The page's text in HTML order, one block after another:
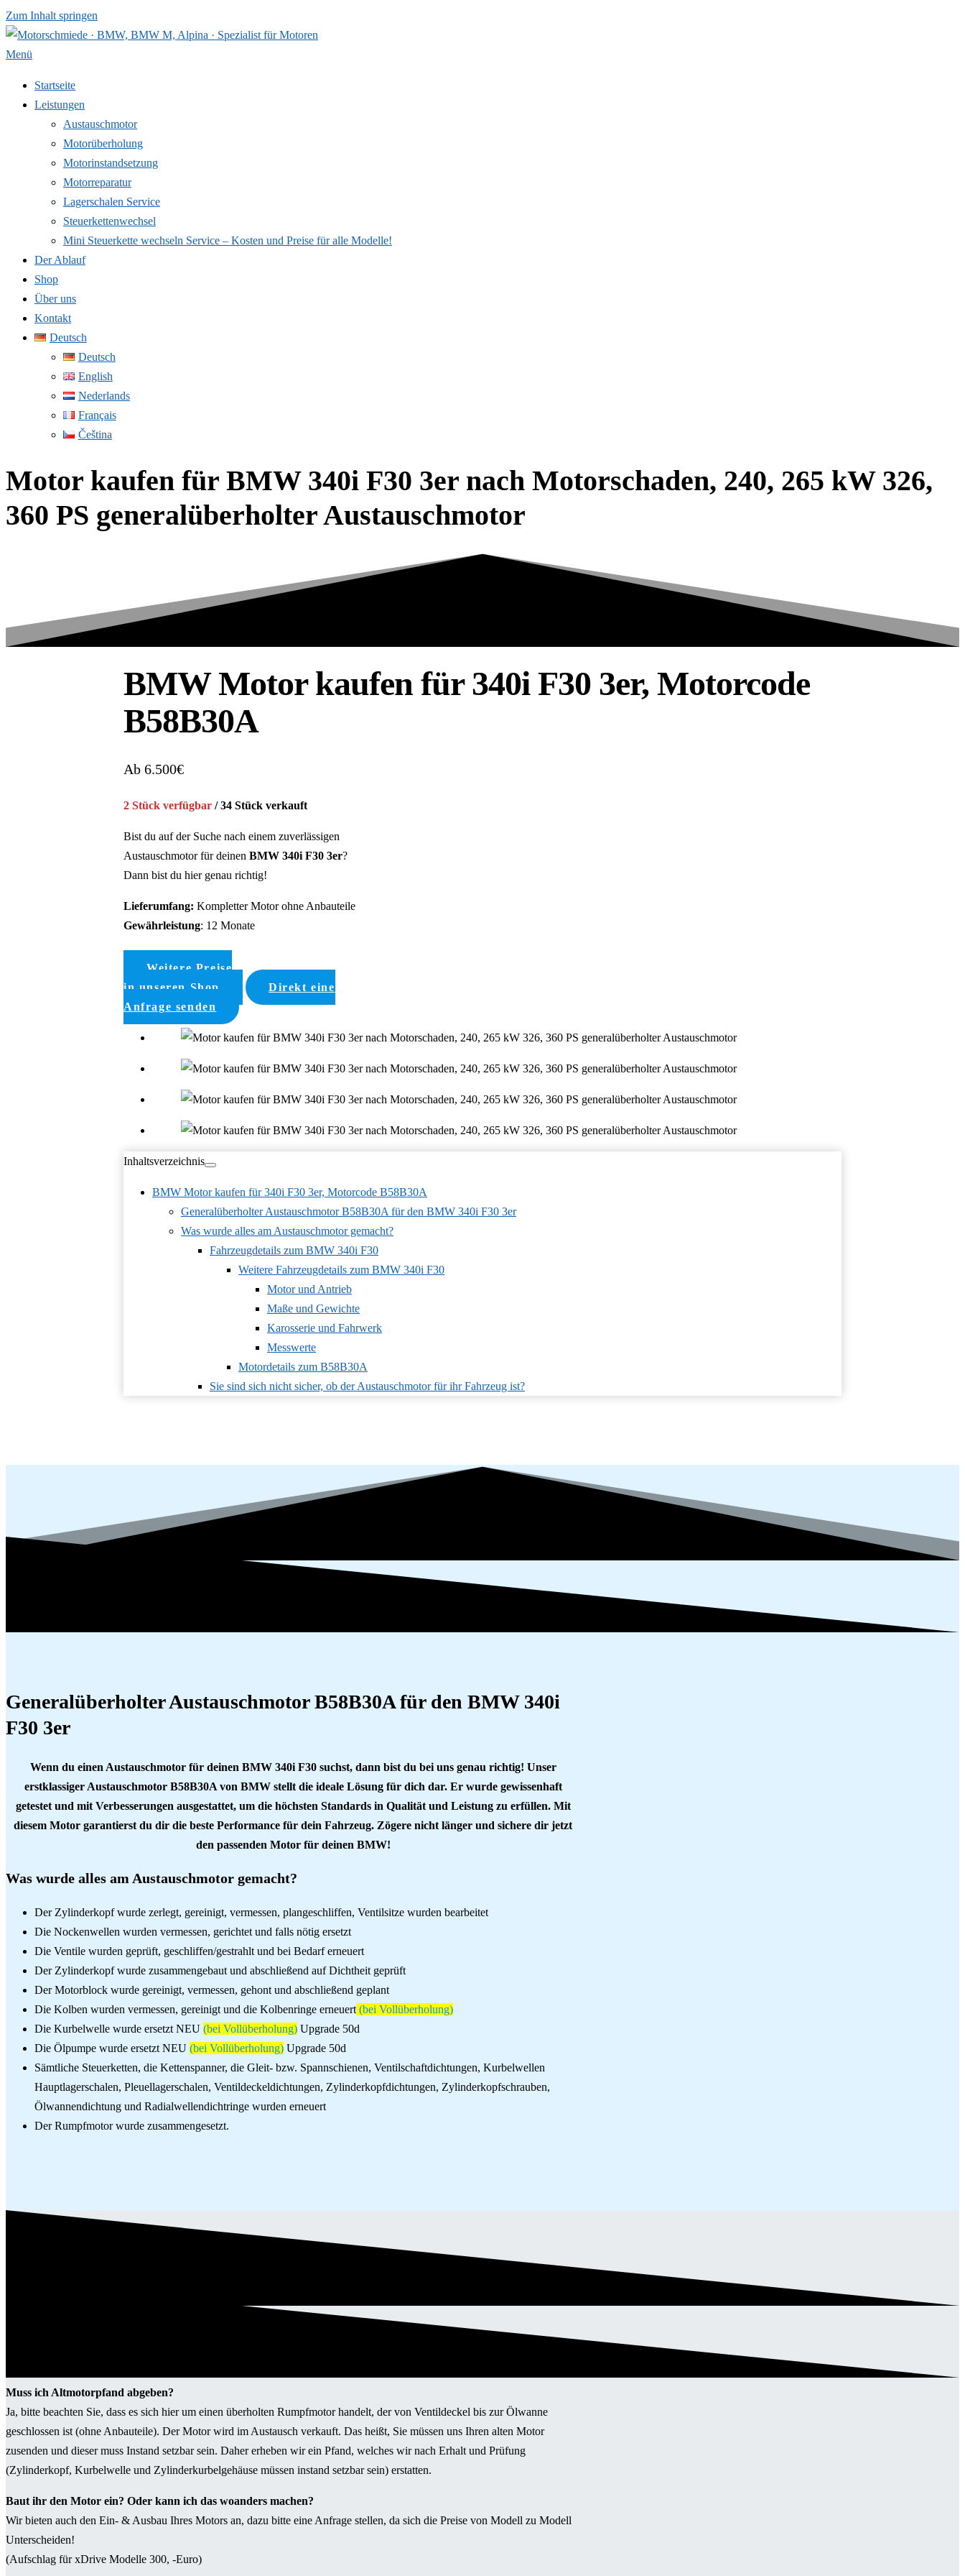
Zum Inhalt springen
Menü
Startseite
Leistungen
Austauschmotor
Motorüberholung
Motorinstandsetzung
Motorreparatur
Lagerschalen Service
Steuerkettenwechsel
Mini Steuer­kette wechseln Service – Kosten und Preise für alle Modelle!
Der Ablauf
Shop
Über uns
Kontakt
Deutsch
Deutsch
English
Nederlands
Français
Čeština
Motor kaufen für BMW 340i F30 3er nach Motorschaden, 240, 265 kW 326,
360 PS generalüberholter Austauschmotor
BMW Motor kaufen für 340i F30 3er, Motorcode
B58B30A
Ab 6.500€
2 Stück verfügbar / 34 Stück verkauft
Bist du auf der Suche nach einem zuverlässigen
Austauschmotor für deinen BMW 340i F30 3er?
Dann bist du hier genau richtig!
Lieferumfang: Kompletter Motor ohne Anbauteile
Gewährleistung: 12 Monate
Weitere Preise
in unseren Shop
Direkt eine
Anfrage senden
Inhaltsverzeichnis
BMW Motor kaufen für 340i F30 3er, Motorcode B58B30A
Generalüberholter Austauschmotor B58B30A für den BMW 340i F30 3er
Was wurde alles am Austauschmotor gemacht?
Fahrzeugdetails zum BMW 340i F30
Weitere Fahrzeugdetails zum BMW 340i F30
Motor und Antrieb
Maße und Gewichte
Karosserie und Fahrwerk
Messwerte
Motordetails zum B58B30A
Sie sind sich nicht sicher, ob der Austauschmotor für ihr Fahrzeug ist?
Generalüberholter Austauschmotor B58B30A für den BMW 340i
F30 3er
Wenn du einen Austauschmotor für deinen BMW 340i F30 suchst, dann bist du bei uns genau richtig! Unser
erstklassiger Austauschmotor B58B30A von BMW stellt die ideale Lösung für dich dar. Er wurde gewissenhaft
getestet und mit Verbesserungen ausgestattet, um die höchsten Standards in Qualität und Leistung zu erfüllen. Mit
diesem Motor garantierst du dir die beste Performance für dein Fahrzeug. Zögere nicht länger und sichere dir jetzt
den passenden Motor für deinen BMW!
Was wurde alles am Austauschmotor gemacht?
Der Zylinderkopf wurde zerlegt, gereinigt, vermessen, plangeschliffen, Ventilsitze wurden bearbeitet
Die Nockenwellen wurden vermessen, gerichtet und falls nötig ersetzt
Die Ventile wurden geprüft, geschliffen/gestrahlt und bei Bedarf erneuert
Der Zylinderkopf wurde zusammengebaut und abschließend auf Dichtheit geprüft
Der Motorblock wurde gereinigt, vermessen, gehont und abschließend geplant
Die Kolben wurden vermessen, gereinigt und die Kolbenringe erneuert (bei Vollüberholung)
Die Kurbelwelle wurde ersetzt NEU (bei Vollüberholung) Upgrade 50d
Die Ölpumpe wurde ersetzt NEU (bei Vollüberholung) Upgrade 50d
Sämtliche Steuerketten, die Kettenspanner, die Gleit- bzw. Spannschienen, Ventilschaftdichtungen, Kurbelwellen
Hauptlagerschalen, Pleuellagerschalen, Ventildeckeldichtungen, Zylinderkopfdichtungen, Zylinderkopfschrauben,
Ölwannendichtung und Radialwellendichtringe wurden erneuert
Der Rumpfmotor wurde zusammengesetzt.
Muss ich Altmotorpfand abgeben?
Ja, bitte beachten Sie, dass es sich hier um einen überholten Rumpfmotor handelt, der von Ventildeckel bis zur Ölwanne
geschlossen ist (ohne Anbauteile). Der Motor wird im Austausch verkauft. Das heißt, Sie müssen uns Ihren alten Motor
zusenden und dieser muss Instand setzbar sein. Daher erheben wir ein Pfand, welches wir nach Erhalt und Prüfung
(Zylinderkopf, Kurbelwelle und Zylinderkurbelgehäuse müssen instand setzbar sein) erstatten.
Baut ihr den Motor ein? Oder kann ich das woanders machen?
Wir bieten auch den Ein- & Ausbau Ihres Motors an, dazu bitte eine Anfrage stellen, da sich die Preise von Modell zu Modell
Unterscheiden!
(Aufschlag für xDrive Modelle 300, -Euro)